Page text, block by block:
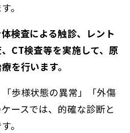
。
検査による触診、レント
CT検査等を実施して、原
を行います。
歩様状態の異常」「外傷
ースでは、的確な診断と
。